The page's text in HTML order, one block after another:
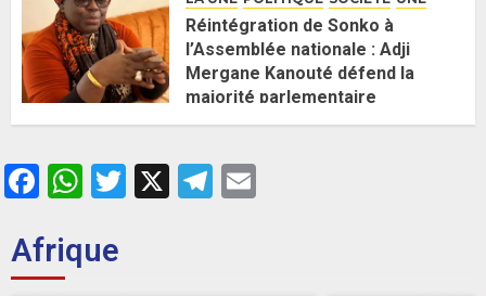
Réintégration de Sonko à
l’Assemblée nationale : Adji
Mergane Kanouté défend la
majorité parlementaire
26 MAI 2026 0
Facebook
WhatsApp
Twitter
X Telegram
Afrique